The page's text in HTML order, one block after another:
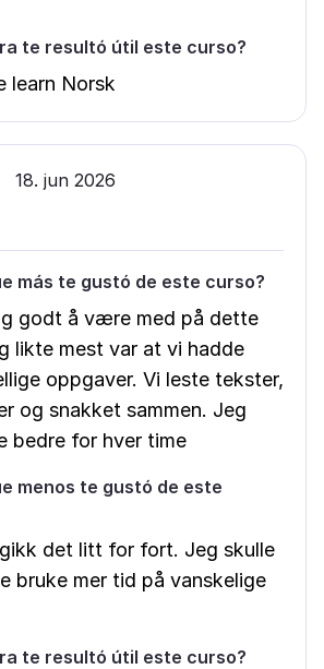
te resultó útil este curso?
learn Norsk
18. jun 2026
más te gustó de este curso?
godt å være med på dette
likte mest var at vi hadde
oppgaver. Vi leste tekster,
og snakket sammen. Jeg
bedre for hver time
menos te gustó de este
det litt for fort. Jeg skulle
bruke mer tid på vanskelige
te resultó útil este curso?